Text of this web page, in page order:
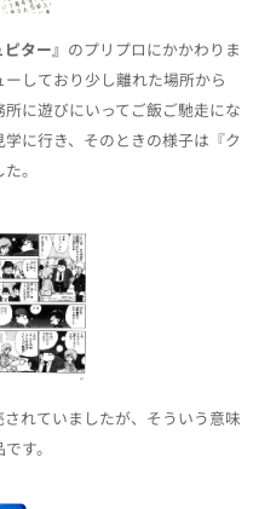
ター』 のプリプロにかかわりま
しており少し離れた場所から
に遊びにいってご飯ご馳走にな
に行き、そのときの様子は『ク
。
れていましたが、そういう意味
す。